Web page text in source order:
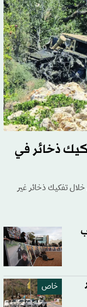
تفكيك ذخائر في
خلال تفكيك ذخائر غير
خاص